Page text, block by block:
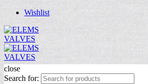
Wishlist
close
Search for: